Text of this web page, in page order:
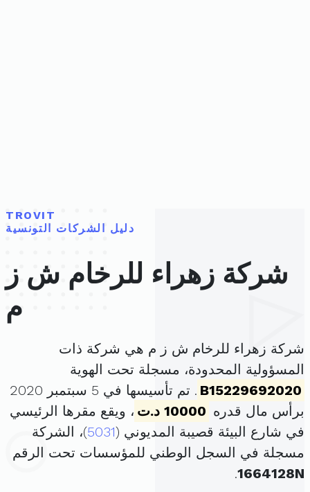
TROVIT
دليل الشركات التونسية
شركة زهراء للرخام ش ز
م
شركة زهراء للرخام ش ز م هي شركة ذات
المسؤولية المحدودة، مسجلة تحت الهوية
B15229692020
. تم تأسيسها في 5 سبتمبر 2020
برأس مال قدره 10000 د.ت
، ويقع مقرها الرئيسي
في شارع البيئة قصيبة المديوني (5031)، الشركة
مسجلة في السجل الوطني للمؤسسات تحت الرقم
1664128N
.